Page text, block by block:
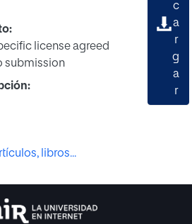
license agreed
submission
c
a
r
g
a
r
libros...